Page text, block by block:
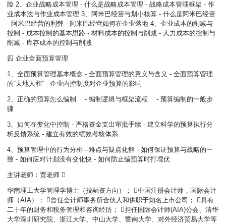
险 2、企业战略成本管理 - 什么是战略成本管理 - 战略成本管理框架 - 作
业成本法与作业成本管理 3、阿米巴经营与划小核算 - 什么是阿米巴经营
- 阿米巴经营的利弊 - 阿米巴经营如何在企业落地 4、企业成本的削减与
控制 - 成本控制的基本思路 - 材料成本的控制与削减 - 人力成本的控制与
削减 - 库存成本的控制与削减
四 企业全面预算管理
1、全面预算管理基本概念 - 全面预算管理的意义与含义 - 全面预算管理
的“天地人和” - 企业内控制度对企业预算的影响
2、正确的预算怎么编制 - 编制逻辑与框架流程 - 预算编制的一般步
骤
3、如何在变化中控制 - 严格资金支出审批手续 - 建立科学的预算执行分
析反馈系统 - 建立有效的绩效考核体系
4、预算管理中的行为分析---难点与疑点化解 - 如何保证预算与战略的一
致 - 如何应对计划没有变化快 - 如何防止编预算时打埋伏
主讲老师：贾老师 
华南理工大学管理学博士（投融资方向）； 中国注册会计师，国际会计
师（AIA）； 曾任会计师事务所合伙人和供职于知名上市公司； 具有
二十年的财务和税务管理和咨询经历； 担任国际会计师(AIA)公会、清华
大学深圳研究院、浙江大学、中山大学、暨南大学、对外经济贸易大学等